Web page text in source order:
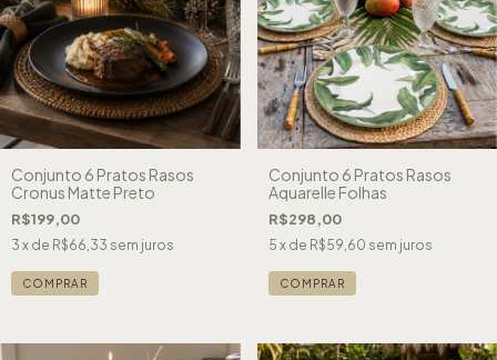
Conjunto 6 Pratos Rasos
Cronus Matte Preto
R$199,00
3 x de R$66,33 sem juros
Conjunto 6 Pratos Rasos
Aquarelle Folhas
R$298,00
5 x de R$59,60 sem juros